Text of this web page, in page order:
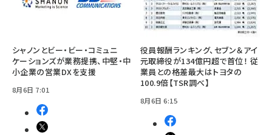
シャノンとビー・ビー・コミュニ
ケーションズが業務提携、中堅・中
小企業の営業DXを支援
8月6日 7:01
役員報酬ランキング、セブン＆アイ
元取締役が134億円超で首位！ 従
業員との格差最大はトヨタの
100.9倍【TSR調べ】
8月6日 6:15